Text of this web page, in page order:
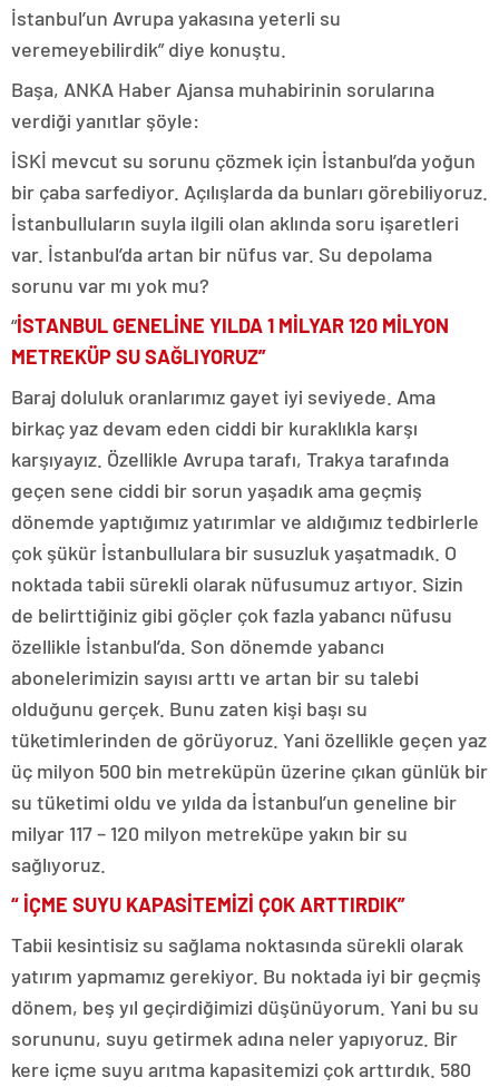
İstanbul’un Avrupa yakasına yeterli su
veremeyebilirdik” diye konuştu.
Başa, ANKA Haber Ajansa muhabirinin sorularına
verdiği yanıtlar şöyle:
İSKİ mevcut su sorunu çözmek için İstanbul’da yoğun
bir çaba sarfediyor. Açılışlarda da bunları görebiliyoruz.
İstanbulluların suyla ilgili olan aklında soru işaretleri
var. İstanbul’da artan bir nüfus var. Su depolama
sorunu var mı yok mu?
“İSTANBUL GENELİNE YILDA 1 MİLYAR 120 MİLYON
METREKÜP SU SAĞLIYORUZ”
Baraj doluluk oranlarımız gayet iyi seviyede. Ama
birkaç yaz devam eden ciddi bir kuraklıkla karşı
karşıyayız. Özellikle Avrupa tarafı, Trakya tarafında
geçen sene ciddi bir sorun yaşadık ama geçmiş
dönemde yaptığımız yatırımlar ve aldığımız tedbirlerle
çok şükür İstanbullulara bir susuzluk yaşatmadık. O
noktada tabii sürekli olarak nüfusumuz artıyor. Sizin
de belirttiğiniz gibi göçler çok fazla yabancı nüfusu
özellikle İstanbul’da. Son dönemde yabancı
abonelerimizin sayısı arttı ve artan bir su talebi
olduğunu gerçek. Bunu zaten kişi başı su
tüketimlerinden de görüyoruz. Yani özellikle geçen yaz
üç milyon 500 bin metreküpün üzerine çıkan günlük bir
su tüketimi oldu ve yılda da İstanbul’un geneline bir
milyar 117 – 120 milyon metreküpe yakın bir su
sağlıyoruz.
“ İÇME SUYU KAPASİTEMİZİ ÇOK ARTTIRDIK”
Tabii kesintisiz su sağlama noktasında sürekli olarak
yatırım yapmamız gerekiyor. Bu noktada iyi bir geçmiş
dönem, beş yıl geçirdiğimizi düşünüyorum. Yani bu su
sorununu, suyu getirmek adına neler yapıyoruz. Bir
kere içme suyu arıtma kapasitemizi çok arttırdık. 580